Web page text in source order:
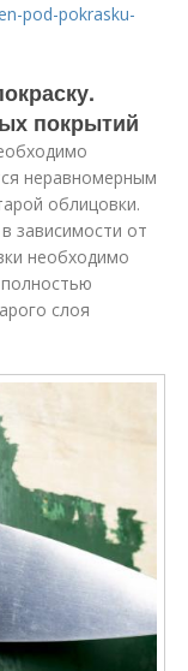
pod-pokrasku-
покрытий
неравномерным
облицовки.
зависимости от
необходимо
слоя